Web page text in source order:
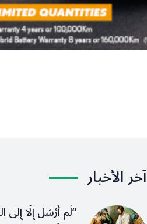
آخر الأخبار
“لَم أُرْسَلْ إِلَّا إِلى